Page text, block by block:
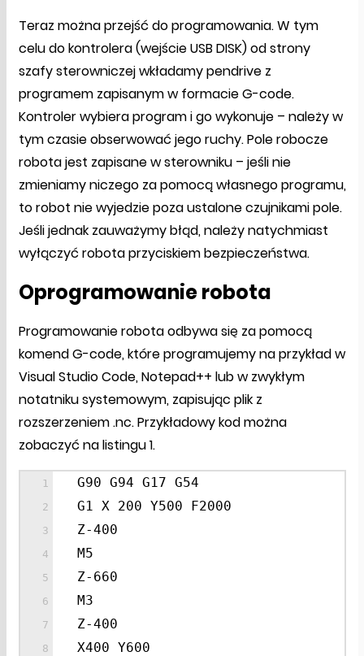
Teraz można przejść do programowania. W tym
celu do kontrolera (wejście USB DISK) od strony
szafy sterowniczej wkładamy pendrive z
programem zapisanym w formacie G-code.
Kontroler wybiera program i go wykonuje – należy w
tym czasie obserwować jego ruchy. Pole robocze
robota jest zapisane w sterowniku – jeśli nie
zmieniamy niczego za pomocą własnego programu,
to robot nie wyjedzie poza ustalone czujnikami pole.
Jeśli jednak zauważymy błąd, należy natychmiast
wyłączyć robota przyciskiem bezpieczeństwa.
Oprogramowanie robota
Programowanie robota odbywa się za pomocą
komend G-code, które programujemy na przykład w
Visual Studio Code, Notepad++ lub w zwykłym
notatniku systemowym, zapisując plik z
rozszerzeniem .nc. Przykładowy kod można
zobaczyć na listingu 1.
G90 G94 G17 G54
G1 X 200 Y500 F2000
Z-400
M5
Z-660
M3
Z-400
X400 Y600